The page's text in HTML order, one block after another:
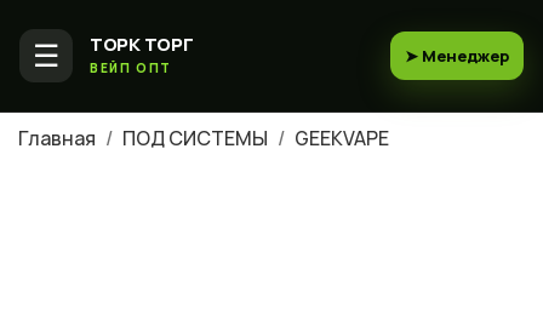
☰ ТОРК ТОРГ
ВЕЙП ОПТ
➤ Менеджер
Главная ПОД СИСТЕМЫ GEEKVAPE